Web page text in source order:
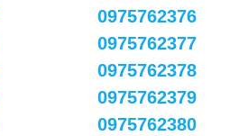
0975762376
0975762377
0975762378
0975762379
0975762380